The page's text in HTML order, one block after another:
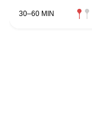
30–60 MIN